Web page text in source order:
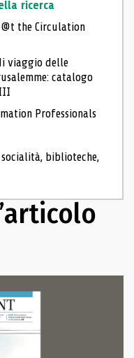
ricerca
the Circulation
viaggio delle
catalogo
Professionals
socialità, biblioteche,